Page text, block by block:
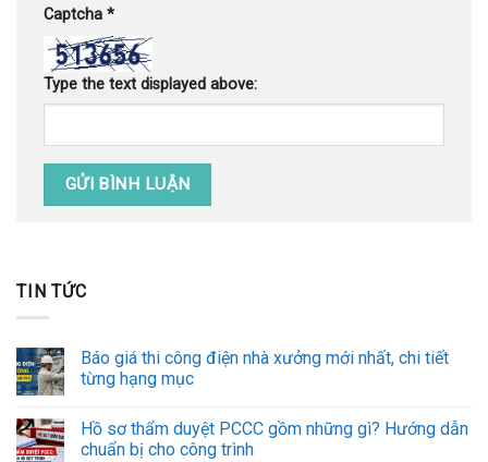
Captcha *
Type the text displayed above:
TIN TỨC
Báo giá thi công điện nhà xưởng mới nhất, chi tiết
từng hạng mục
Hồ sơ thẩm duyệt PCCC gồm những gì? Hướng dẫn
chuẩn bị cho công trình